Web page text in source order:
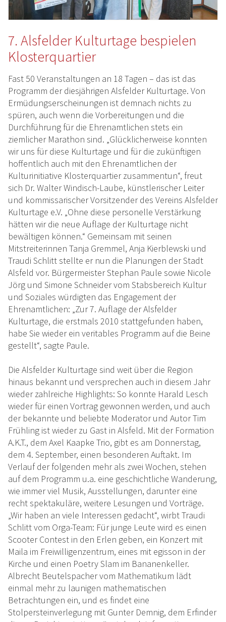
7. Alsfelder Kulturtage bespielen
Klosterquartier
Fast 50 Veranstaltungen an 18 Tagen – das ist das
Programm der diesjährigen Alsfelder Kulturtage. Von
Ermüdungserscheinungen ist demnach nichts zu
spüren, auch wenn die Vorbereitungen und die
Durchführung für die Ehrenamtlichen stets ein
ziemlicher Marathon sind. „Glücklicherweise konnten
wir uns für diese Kulturtage und für die zukünftigen
hoffentlich auch mit den Ehrenamtlichen der
Kulturinitiative Klosterquartier zusammentun“, freut
sich Dr. Walter Windisch-Laube, künstlerischer Leiter
und kommissarischer Vorsitzender des Vereins Alsfelder
Kulturtage e.V. „Ohne diese personelle Verstärkung
hätten wir die neue Auflage der Kulturtage nicht
bewältigen können.“ Gemeinsam mit seinen
Mitstreiterinnen Tanja Gremmel, Anja Kierblewski und
Traudi Schlitt stellte er nun die Planungen der Stadt
Alsfeld vor. Bürgermeister Stephan Paule sowie Nicole
Jörg und Simone Schneider vom Stabsbereich Kultur
und Soziales würdigten das Engagement der
Ehrenamtlichen: „Zur 7. Auflage der Alsfelder
Kulturtage, die erstmals 2010 stattgefunden haben,
habe Sie wieder ein veritables Programm auf die Beine
gestellt“, sagte Paule.
Die Alsfelder Kulturtage sind weit über die Region
hinaus bekannt und versprechen auch in diesem Jahr
wieder zahlreiche Highlights: So konnte Harald Lesch
wieder für einen Vortrag gewonnen werden, und auch
der bekannte und beliebte Moderator und Autor Tim
Frühling ist wieder zu Gast in Alsfeld. Mit der Formation
A.K.T., dem Axel Kaapke Trio, gibt es am Donnerstag,
dem 4. September, einen besonderen Auftakt. Im
Verlauf der folgenden mehr als zwei Wochen, stehen
auf dem Programm u.a. eine geschichtliche Wanderung,
wie immer viel Musik, Ausstellungen, darunter eine
recht spektakuläre, weitere Lesungen und Vorträge.
„Wir haben an viele Interessen gedacht“, wirbt Traudi
Schlitt vom Orga-Team: Für junge Leute wird es einen
Scooter Contest in den Erlen geben, ein Konzert mit
Maila im Freiwilligenzentrum, eines mit egisson in der
Kirche und einen Poetry Slam im Bananenkeller.
Albrecht Beutelspacher vom Mathematikum lädt
einmal mehr zu launigen mathematischen
Betrachtungen ein, und es findet eine
Stolpersteinverlegung mit Gunter Demnig, dem Erfinder